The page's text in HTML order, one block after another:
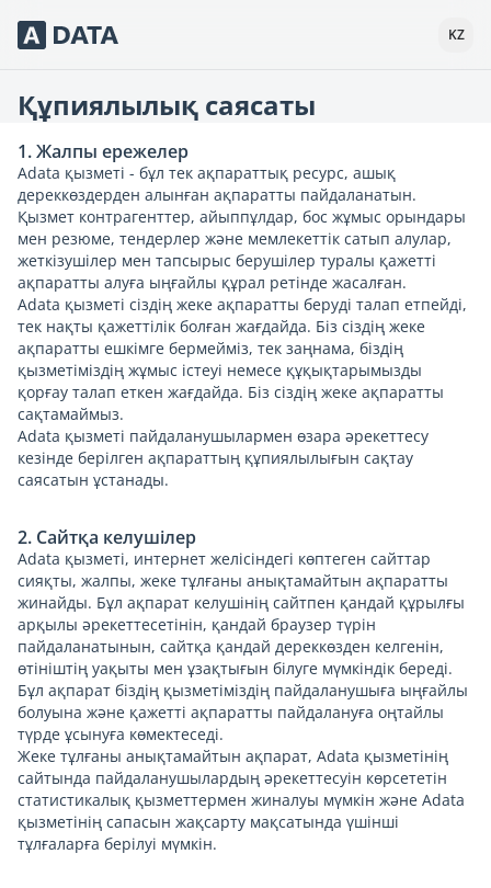
Сервисы Adata.kz KZ
Құпиялылық саясаты
1. Жалпы ережелер
Adata қызметі - бұл тек ақпараттық ресурс, ашық
дереккөздерден алынған ақпаратты пайдаланатын.
Қызмет контрагенттер, айыппұлдар, бос жұмыс орындары
мен резюме, тендерлер және мемлекеттік сатып алулар,
жеткізушілер мен тапсырыс берушілер туралы қажетті
ақпаратты алуға ыңғайлы құрал ретінде жасалған.
Adata қызметі сіздің жеке ақпаратты беруді талап етпейді,
тек нақты қажеттілік болған жағдайда. Біз сіздің жеке
ақпаратты ешкімге бермейміз, тек заңнама, біздің
қызметіміздің жұмыс істеуі немесе құқықтарымызды
қорғау талап еткен жағдайда. Біз сіздің жеке ақпаратты
сақтамаймыз.
Adata қызметі пайдаланушылармен өзара әрекеттесу
кезінде берілген ақпараттың құпиялылығын сақтау
саясатын ұстанады.
2. Сайтқа келушілер
Adata қызметі, интернет желісіндегі көптеген сайттар
сияқты, жалпы, жеке тұлғаны анықтамайтын ақпаратты
жинайды. Бұл ақпарат келушінің сайтпен қандай құрылғы
арқылы әрекеттесетінін, қандай браузер түрін
пайдаланатынын, сайтқа қандай дереккөзден келгенін,
өтініштің уақыты мен ұзақтығын білуге мүмкіндік береді.
Бұл ақпарат біздің қызметіміздің пайдаланушыға ыңғайлы
болуына және қажетті ақпаратты пайдалануға оңтайлы
түрде ұсынуға көмектеседі.
Жеке тұлғаны анықтамайтын ақпарат, Adata қызметінің
сайтында пайдаланушылардың әрекеттесуін көрсететін
статистикалық қызметтермен жиналуы мүмкін және Adata
қызметінің сапасын жақсарту мақсатында үшінші
тұлғаларға берілуі мүмкін.